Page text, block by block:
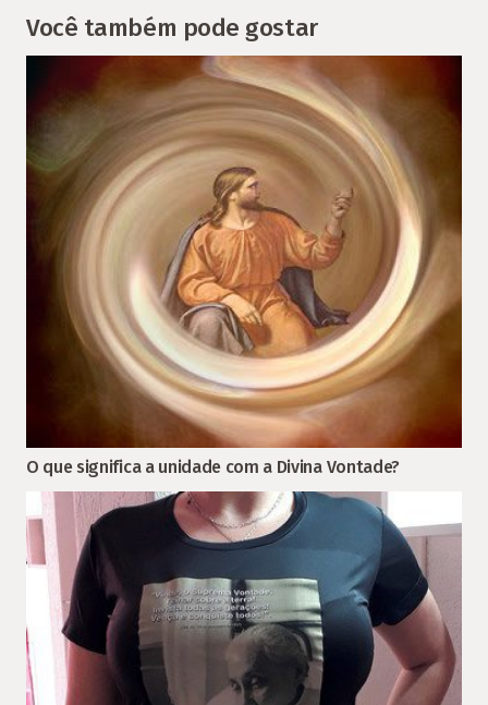
Você também pode gostar
O que significa a unidade com a Divina Vontade?